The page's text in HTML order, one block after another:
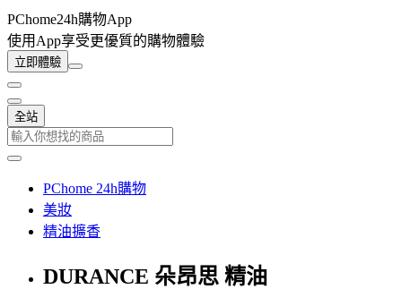
PChome24h購物App
使用App享受更優質的購物體驗
立即體驗
全站
PChome 24h購物
美妝
精油擴香
DURANCE 朵昂思 精油